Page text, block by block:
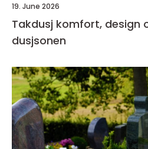
19. June 2026
Takdusj komfort, design og funksjon i
dusjsonen